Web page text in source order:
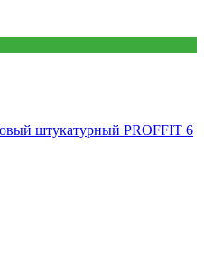
штукатурный PROFFIT 6